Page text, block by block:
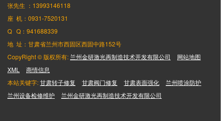
张先生 ：13993146118
座 机：0931-7520131
Q Q：941688339
地 址：甘肃省兰州市西固区西固中路152号
CopyRight © 版权所有: 兰州金研激光再制造技术开发有限公司
网站地图
XML
商情信息
本站关键字:甘肃转子修复 甘肃阀门修复 甘肃表面强化
兰州喷涂防护
兰州设备检修维护
兰州金研激光再制造技术开发有限公司